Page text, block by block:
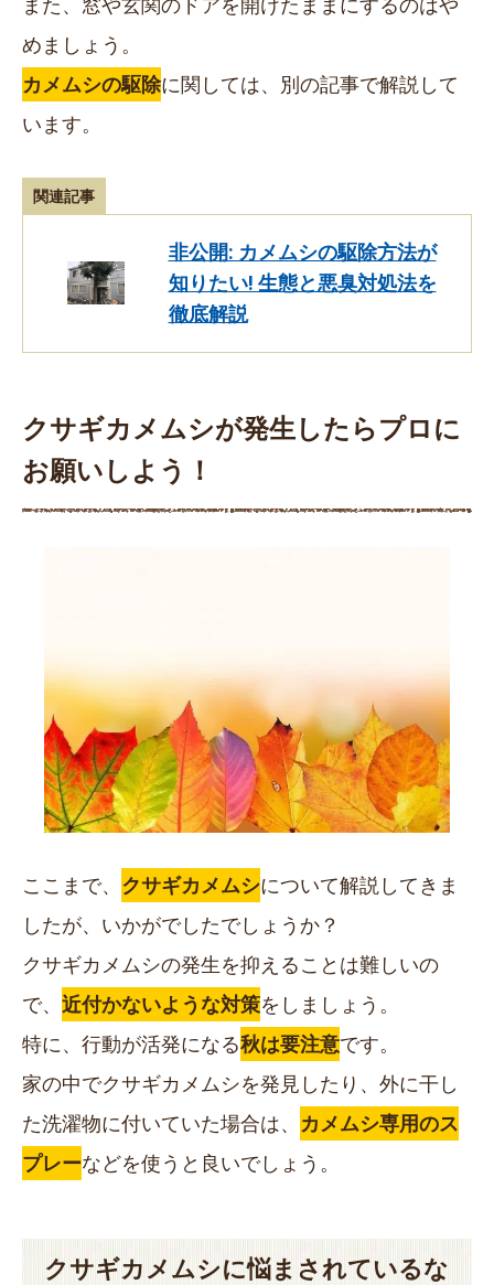
めましょう。
カメムシの駆除に関しては、別の記事で解説して
います。
関連記事
非公開: カメムシの駆除方法が
知りたい! 生態と悪臭対処法を
徹底解説
クサギカメムシが発生したらプロに
お願いしよう！
ここまで、 クサギカメムシについて解説してきま
したが、いかがでしたでしょうか？
クサギカメムシの発生を抑えることは難しいの
で、 近付かないような対策をしましょう。
特に、行動が活発になる秋は要注意です。
家の中でクサギカメムシを発見したり、外に干し
た洗濯物に付いていた場合は、 カメムシ専用のス
プレーなどを使うと良いでしょう。
クサギカメムシに悩まされているな